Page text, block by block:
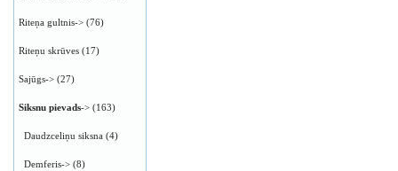
Riteņa gultnis-> (76)
Riteņu skrūves (17)
Sajūgs-> (27)
Siksnu pievads-> (163)
Daudzceliņu siksna (4)
Demferis-> (8)